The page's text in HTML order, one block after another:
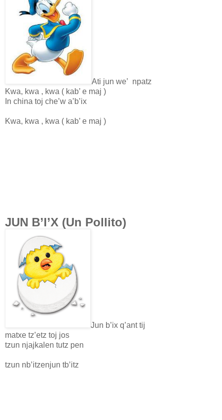
Ati jun we’ npatz
Kwa, kwa , kwa ( kab’ e maj )
In china toj che’w a’b’ix
Kwa, kwa , kwa ( kab’ e maj )
JUN B’I’X (Un Pollito)
Jun b’ix q’ant tij
matxe tz’etz toj jos
tzun njajkalen tutz pen
tzun nb’itzenjun tb’itz